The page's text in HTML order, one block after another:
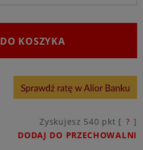
DO KOSZYKA
Zyskujesz 540 pkt [ ? ]
DODAJ DO PRZECHOWALNI